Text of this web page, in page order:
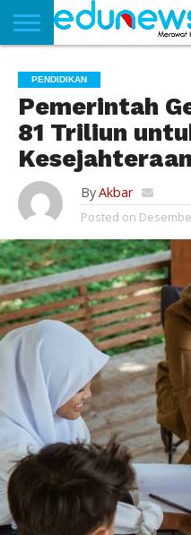
NEWS
EDUNEWS
LITERASI
PUSTAKA
SOSOK
TEKNO
KHASANAH
SASTRA
PENDIDIKAN
Pemerintah
81 Triliun
ByAkbar
Posted on